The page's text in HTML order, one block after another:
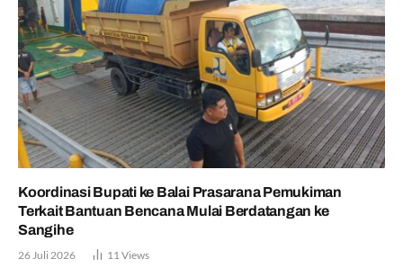
Koordinasi Bupati ke Balai Prasarana Pemukiman
Terkait Bantuan Bencana Mulai Berdatangan ke
Sangihe
26 Juli 2026 11 Views